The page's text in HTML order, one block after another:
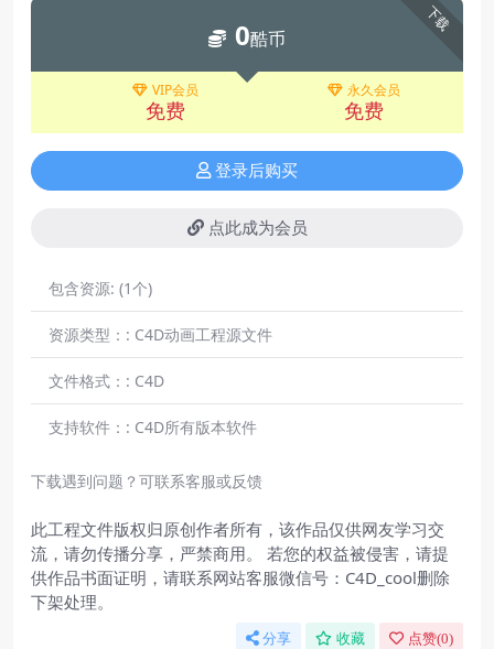
下载
0酷币
VIP会员
免费
永久会员
免费
登录后购买
点此成为会员
包含资源: (1个)
资源类型：: C4D动画工程源文件
文件格式：: C4D
支持软件：: C4D所有版本软件
下载遇到问题？可联系客服或反馈
此工程文件版权归原创作者所有，该作品仅供网友学习交
流，请勿传播分享，严禁商用。 若您的权益被侵害，请提
供作品书面证明，请联系网站客服微信号：C4D_cool删除
下架处理。
分享 收藏 点赞(0)